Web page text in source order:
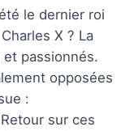
de Juillet
derniers
le dernier roi
X ? La
passionnés.
opposées
:
sur ces